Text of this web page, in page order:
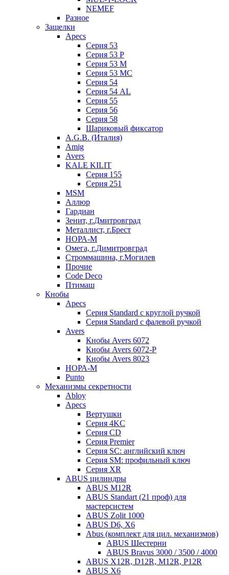
NEMEF
Разное
Защелки
Apecs
Серия 53
Серия 53 P
Серия 53 М
Серия 53 МC
Серия 54
Серия 54 AL
Серия 55
Серия 56
Серия 58
Шариковый фиксатор
A.G.B. (Италия)
Amig
Avers
KALE KILIT
Серия 155
Серия 251
MSM
Аллюр
Гардиан
Зенит, г.Дмитровград
Металлист, г.Брест
НОРА-М
Омега, г.Димитровград
Строммашина, г.Могилев
Прочие
Code Deco
Птимаш
Кнобы
Apecs
Серия Standard с круглой ручкой
Серия Standard с фалевой ручкой
Avers
Кнобы Avers 6072
Кнобы Avers 6072-P
Кнобы Avers 8023
НОРА-М
Punto
Механизмы секретности
Abloy
Apecs
Вертушки
Серия 4KC
Серия CD
Серия Premier
Серия SC: английский ключ
Серия SM: профильный ключ
Серия XR
ABUS цилиндры
ABUS M12R
ABUS Standart (21 проф) для
мастерсистем
ABUS Zolit 1000
ABUS D6, X6
Abus (комплект для цил. механизмов)
ABUS Шестерни
ABUS Bravus 3000 / 3500 / 4000
ABUS X12R, D12R, M12R, P12R
ABUS X6